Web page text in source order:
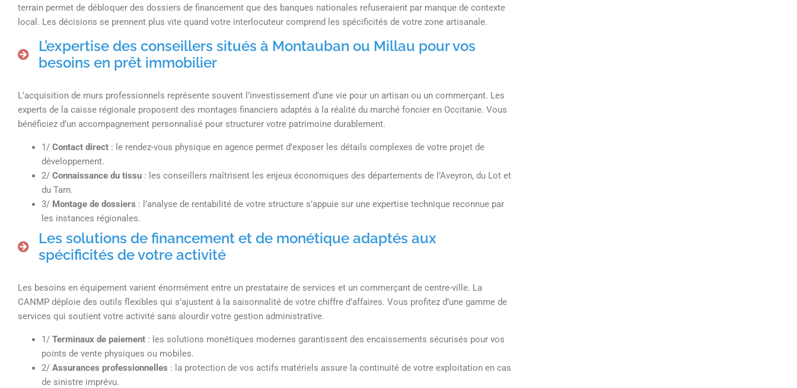
terrain permet de débloquer des dossiers de financement que des banques nationales refuseraient par manque de contexte
local. Les décisions se prennent plus vite quand votre interlocuteur comprend les spécificités de votre zone artisanale.
L’expertise des conseillers situés à Montauban ou Millau pour vos
besoins en prêt immobilier
L’acquisition de murs professionnels représente souvent l’investissement d’une vie pour un artisan ou un commerçant. Les
experts de la caisse régionale proposent des montages financiers adaptés à la réalité du marché foncier en Occitanie. Vous
bénéficiez d’un accompagnement personnalisé pour structurer votre patrimoine durablement.
1/ Contact direct : le rendez-vous physique en agence permet d’exposer les détails complexes de votre projet de
développement.
2/ Connaissance du tissu : les conseillers maîtrisent les enjeux économiques des départements de l’Aveyron, du Lot et
du Tarn.
3/ Montage de dossiers : l’analyse de rentabilité de votre structure s’appuie sur une expertise technique reconnue par
les instances régionales.
Les solutions de financement et de monétique adaptés aux
spécificités de votre activité
Les besoins en équipement varient énormément entre un prestataire de services et un commerçant de centre-ville. La
CANMP déploie des outils flexibles qui s’ajustent à la saisonnalité de votre chiffre d’affaires. Vous profitez d’une gamme de
services qui soutient votre activité sans alourdir votre gestion administrative.
1/ Terminaux de paiement : les solutions monétiques modernes garantissent des encaissements sécurisés pour vos
points de vente physiques ou mobiles.
2/ Assurances professionnelles : la protection de vos actifs matériels assure la continuité de votre exploitation en cas
de sinistre imprévu.